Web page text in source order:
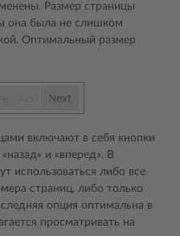
Размер страницы
она была не слишком
Оптимальный размер
включают в себя кнопки
и «вперед». В
использоваться либо все
страниц, либо только
опция оптимальна в
просматривать на